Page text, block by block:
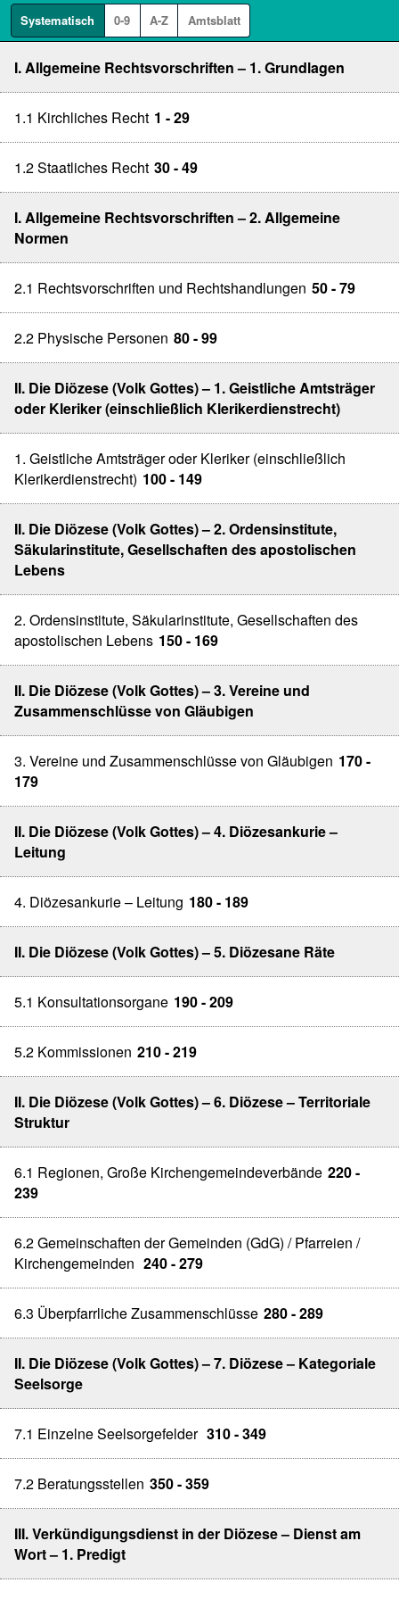
Systematisch 0-9 A-Z Amtsblatt
I. Allgemeine Rechtsvorschriften – 1. Grundlagen
1.1 Kirchliches Recht 1 - 29
1.2 Staatliches Recht 30 - 49
I. Allgemeine Rechtsvorschriften – 2. Allgemeine
Normen
2.1 Rechtsvorschriften und Rechtshandlungen 50 - 79
2.2 Physische Personen 80 - 99
II. Die Diözese (Volk Gottes) – 1. Geistliche Amtsträger
oder Kleriker (einschließlich Klerikerdienstrecht)
1. Geistliche Amtsträger oder Kleriker (einschließlich
Klerikerdienstrecht) 100 - 149
II. Die Diözese (Volk Gottes) – 2. Ordensinstitute,
Säkularinstitute, Gesellschaften des apostolischen
Lebens
2. Ordensinstitute, Säkularinstitute, Gesellschaften des
apostolischen Lebens 150 - 169
II. Die Diözese (Volk Gottes) – 3. Vereine und
Zusammenschlüsse von Gläubigen
3. Vereine und Zusammenschlüsse von Gläubigen 170 -
179
II. Die Diözese (Volk Gottes) – 4. Diözesankurie –
Leitung
4. Diözesankurie – Leitung 180 - 189
II. Die Diözese (Volk Gottes) – 5. Diözesane Räte
5.1 Konsultationsorgane 190 - 209
5.2 Kommissionen 210 - 219
II. Die Diözese (Volk Gottes) – 6. Diözese – Territoriale
Struktur
6.1 Regionen, Große Kirchengemeindeverbände 220 -
239
6.2 Gemeinschaften der Gemeinden (GdG) / Pfarreien /
Kirchengemeinden 240 - 279
6.3 Überpfarrliche Zusammenschlüsse 280 - 289
II. Die Diözese (Volk Gottes) – 7. Diözese – Kategoriale
Seelsorge
7.1 Einzelne Seelsorgefelder 310 - 349
7.2 Beratungsstellen 350 - 359
III. Verkündigungsdienst in der Diözese – Dienst am
Wort – 1. Predigt